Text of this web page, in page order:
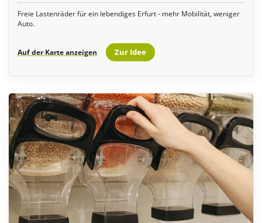
Freie Lastenräder für ein lebendiges Erfurt - mehr Mobilität, weniger
Auto.
Auf der Karte anzeigen Zur Idee